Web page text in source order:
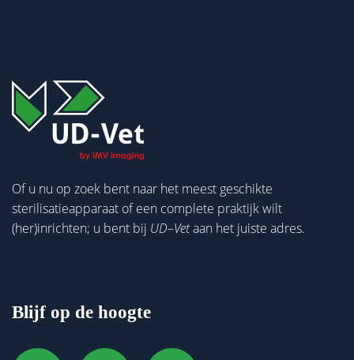
Of u nu op zoek bent naar het meest geschikte
sterilisatieapparaat of een complete praktijk wilt
(her)inrichten; u bent bij UD–Vetaan het juiste adres.
Blijf op de hoogte